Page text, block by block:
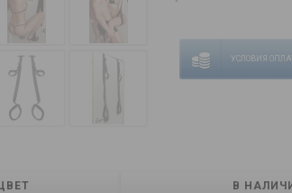
УСЛОВИЯ
ЦВЕТ В